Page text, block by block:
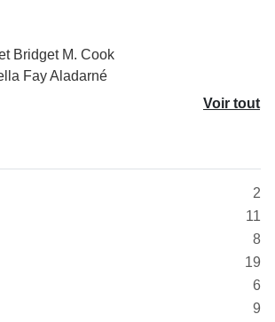
Bridget M. Cook
Fay Aladarné
Voir tout
2
11
8
19
6
9